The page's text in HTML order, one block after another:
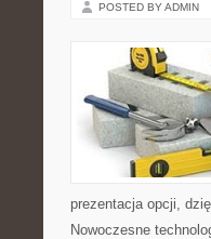
POSTED BY ADMIN
prezentacja opcji,
Nowoczesne